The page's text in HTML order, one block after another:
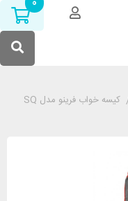
کیسه خواب فرینو مدل FERRINO YUKON PRO SQ